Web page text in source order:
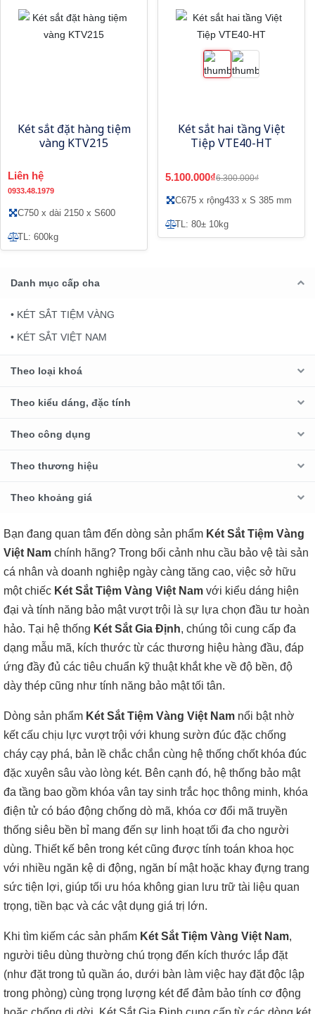
Két sắt đặt hàng tiệm
vàng KTV215
Liên hệ
0933.48.1979
C750 x dài 2150 x S600
TL: 600kg
Két sắt hai tầng Việt
Tiệp VTE40-HT
5.100.000₫6.300.000₫
C675 x rộng433 x S 385 mm
TL: 80± 10kg
Danh mục cấp cha
• KÉT SẮT TIỆM VÀNG
• KÉT SẮT VIỆT NAM
Theo loại khoá
Theo kiểu dáng, đặc tính
Theo công dụng
Theo thương hiệu
Theo khoảng giá
Bạn đang quan tâm đến dòng sản phẩm Két Sắt Tiệm Vàng
Việt Nam chính hãng? Trong bối cảnh nhu cầu bảo vệ tài sản
cá nhân và doanh nghiệp ngày càng tăng cao, việc sở hữu
một chiếc Két Sắt Tiệm Vàng Việt Nam với kiểu dáng hiện
đại và tính năng bảo mật vượt trội là sự lựa chọn đầu tư hoàn
hảo. Tại hệ thống Két Sắt Gia Định, chúng tôi cung cấp đa
dạng mẫu mã, kích thước từ các thương hiệu hàng đầu, đáp
ứng đầy đủ các tiêu chuẩn kỹ thuật khắt khe về độ bền, độ
dày thép cũng như tính năng bảo mật tối tân.
Dòng sản phẩm Két Sắt Tiệm Vàng Việt Nam nổi bật nhờ
kết cấu chịu lực vượt trội với khung sườn đúc đặc chống
cháy cạy phá, bản lề chắc chắn cùng hệ thống chốt khóa đúc
đặc xuyên sâu vào lòng két. Bên cạnh đó, hệ thống bảo mật
đa tầng bao gồm khóa vân tay sinh trắc học thông minh, khóa
điện tử có báo động chống dò mã, khóa cơ đổi mã truyền
thống siêu bền bỉ mang đến sự linh hoạt tối đa cho người
dùng. Thiết kế bên trong két cũng được tính toán khoa học
với nhiều ngăn kệ di động, ngăn bí mật hoặc khay đựng trang
sức tiện lợi, giúp tối ưu hóa không gian lưu trữ tài liệu quan
trọng, tiền bạc và các vật dụng giá trị lớn.
Khi tìm kiếm các sản phẩm Két Sắt Tiệm Vàng Việt Nam,
người tiêu dùng thường chú trọng đến kích thước lắp đặt
(như đặt trong tủ quần áo, dưới bàn làm việc hay đặt độc lập
trong phòng) cùng trọng lượng két để đảm bảo tính cơ động